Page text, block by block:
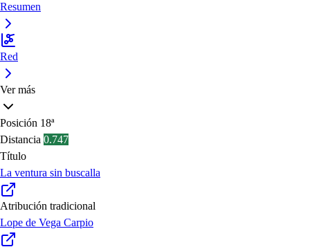
Resumen
Red
Ver más
Posición 18ª
Distancia 0.747
Título
La ventura sin buscalla
Atribución tradicional
Lope de Vega Carpio